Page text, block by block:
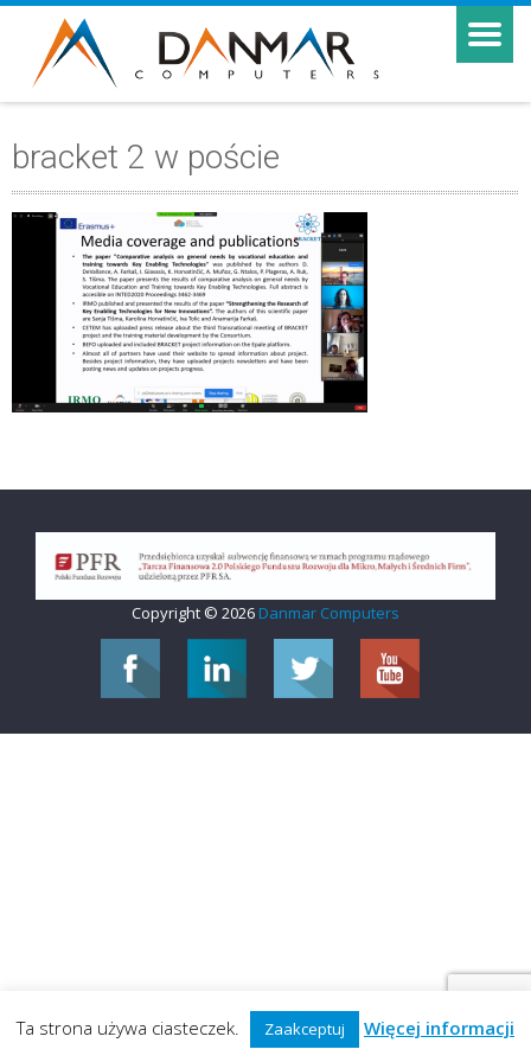
bracket 2 w poście
Copyright © 2026 Danmar Computers
Ta strona używa ciasteczek. Zaakceptuj Więcej informacji